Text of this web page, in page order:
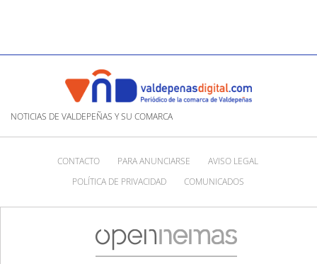
NOTICIAS DE VALDEPEÑAS Y SU COMARCA
CONTACTO PARA ANUNCIARSE
AVISO LEGAL
POLÍTICA DE PRIVACIDAD
COMUNICADOS